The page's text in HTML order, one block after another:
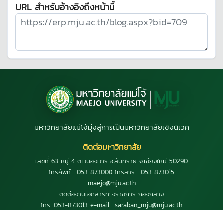
URL สำหรับอ้างอิงถึงหน้านี้
มหาวิทยาลัยแม่โจ้มุ่งสู่การเป็นมหาวิทยาลัยเชิงนิเวศ
ติดต่อมหาวิทยาลัย
เลขที่ 63 หมู่ 4 ต.หนองหาร อ.สันทราย จ.เชียงใหม่ 50290
โทรศัพท์ : 053 873000 โทรสาร : 053 873015
maejo@mju.ac.th
ติดต่องานเอกสารทางราชการ กองกลาง
โทร. 053-873013 e-mail : saraban_mju@mju.ac.th